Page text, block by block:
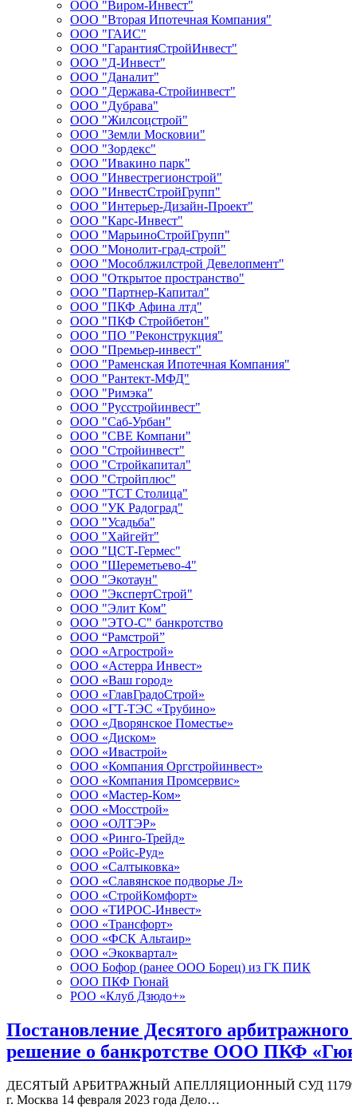
ООО "Виром-Инвест"
ООО "Вторая Ипотечная Компания"
ООО "ГАИС"
ООО "ГарантияСтройИнвест"
ООО "Д-Инвест"
ООО "Даналит"
ООО "Держава-Стройинвест"
ООО "Дубрава"
ООО "Жилсоцстрой"
ООО "Земли Московии"
ООО "Зордекс"
ООО "Ивакино парк"
ООО "Инвестрегионстрой"
ООО "ИнвестСтройГрупп"
ООО "Интерьер-Дизайн-Проект"
ООО "Карс-Инвест"
ООО "МарьиноСтройГрупп"
ООО "Монолит-град-строй"
ООО "Мособлжилстрой Девелопмент"
ООО "Открытое пространство"
ООО "Партнер-Капитал"
ООО "ПКФ Афина лтд"
ООО "ПКФ Стройбетон"
ООО "ПО "Реконструкция"
ООО "Премьер-инвест"
ООО "Раменская Ипотечная Компания"
ООО "Рантект-МФД"
ООО "Римэка"
ООО "Русстройинвест"
ООО "Саб-Урбан"
ООО "СВЕ Компани"
ООО "Стройинвест"
ООО "Стройкапитал"
ООО "Стройплюс"
ООО "ТСТ Столица"
ООО "УК Радоград"
ООО "Усадьба"
ООО "Хайгейт"
ООО "ЦСТ-Гермес"
ООО "Шереметьево-4"
ООО "Экотаун"
ООО "ЭкспертСтрой"
ООО "Элит Ком"
ООО "ЭТО-С" банкротство
ООО “Рамстрой”
ООО «Агрострой»
ООО «Астерра Инвест»
ООО «Ваш город»
ООО «ГлавГрадоСтрой»
ООО «ГТ-ТЭС «Трубино»
ООО «Дворянское Поместье»
ООО «Диском»
ООО «Ивастрой»
ООО «Компания Оргстройинвест»
ООО «Компания Промсервис»
ООО «Мастер-Ком»
ООО «Мосстрой»
ООО «ОЛТЭР»
ООО «Ринго-Трейд»
ООО «Ройс-Руд»
ООО «Салтыковка»
ООО «Славянское подворье Л»
ООО «СтройКомфорт»
ООО «ТИРОС-Инвест»
ООО «Трансфорт»
ООО «ФСК Альтаир»
ООО «Экоквартал»
ООО Бофор (ранее ООО Борец) из ГК ПИК
ООО ПКФ Гюнай
РОО «Клуб Дзюдо+»
Постановление Десятого
решение о банкротстве ООО ПКФ
ДЕСЯТЫЙ АРБИТРАЖНЫЙ АПЕЛЛЯЦИОННЫЙ СУД 117997, г.
г. Москва 14 февраля 2023 года Дело…